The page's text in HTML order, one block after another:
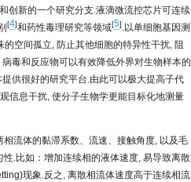
创新的一个研究分支.液滴微流控芯片可连续
[4]和药性毒理研究等领域[5].以单细胞基因测
空间孤立, 防止其他细胞的特异性干扰, 阻
毒和反应物可以有效降低外界对生物样本的
供很好的研究平台.由此可以极大提高子代
信息干扰, 使分子生物学更能目标化地测量
相流体的黏滞系数、流速、接触角度, 以及毛
.比如：增加连续相的液体速度, 易导致离散
现象.反之, 离散相流体速度高于连续相流